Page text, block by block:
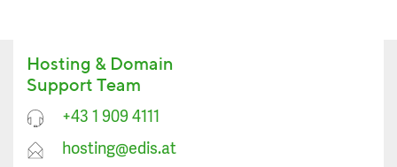
Hosting & Domain
Support Team
+43 1 909 4111
hosting@edis.at